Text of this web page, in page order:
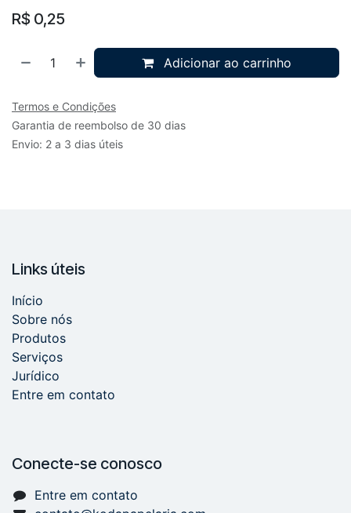
R$ 0,25
Adicionar ao carrinho
Termos e Condições
Garantia de reembolso de 30 dias
Envio: 2 a 3 dias úteis
Links úteis
Início
Sobre nós
Produtos
Serviços
Jurídico
Entre em contato
Conecte-se conosco
Entre em contato